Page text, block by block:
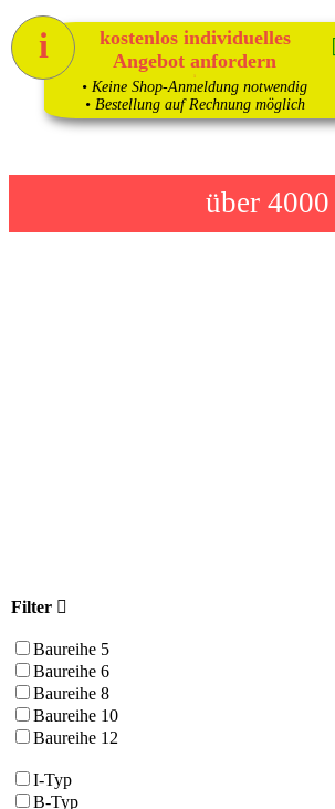
über 4000
Filter
Baureihe 5
Baureihe 6
Baureihe 8
Baureihe 10
Baureihe 12
I-Typ
B-Typ
kostenlos individuelles
Angebot anfordern
1
• Keine Shop-Anmeldung notwendig
• Bestellung auf Rechnung möglich
i